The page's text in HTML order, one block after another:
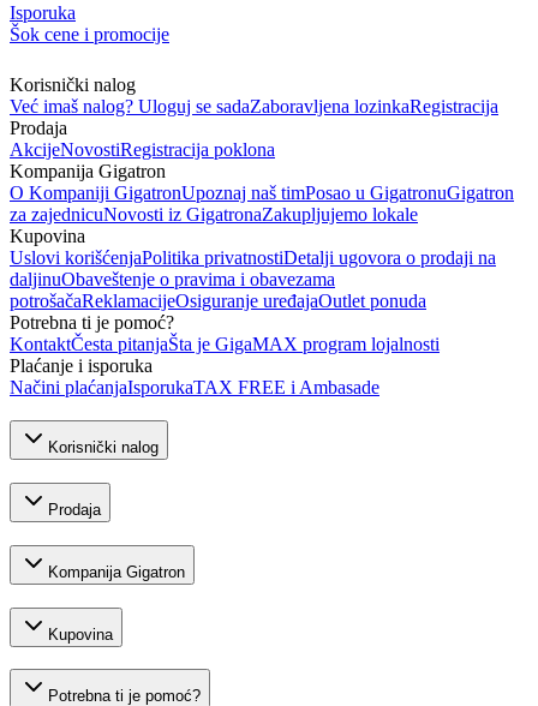
Isporuka
Šok cene i promocije
Korisnički nalog
Već imaš nalog? Uloguj se sadaZaboravljena lozinkaRegistracija
Prodaja
AkcijeNovostiRegistracija poklona
Kompanija Gigatron
O Kompaniji GigatronUpoznaj naš timPosao u GigatronuGigatron
za zajednicuNovosti iz GigatronaZakupljujemo lokale
Kupovina
Uslovi korišćenjaPolitika privatnostiDetalji ugovora o prodaji na
daljinuObaveštenje o pravima i obavezama
potrošačaReklamacijeOsiguranje uređajaOutlet ponuda
Potrebna ti je pomoć?
KontaktČesta pitanjaŠta je GigaMAX program lojalnosti
Plaćanje i isporuka
Načini plaćanjaIsporukaTAX FREE i Ambasade
Korisnički nalog
Prodaja
Kompanija Gigatron
Kupovina
Potrebna ti je pomoć?